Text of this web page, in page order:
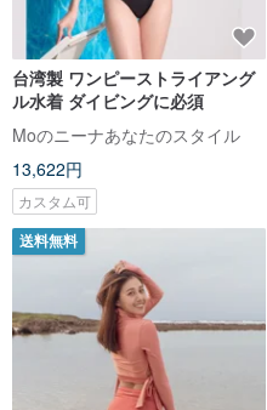
台湾製 ワンピーストライアング
ル水着 ダイビングに必須
Moのニーナあなたのスタイル
13,622円
カスタム可
送料無料